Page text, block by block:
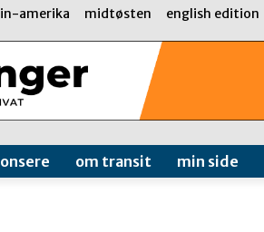
amerika midtøsten english edition
om transit min side